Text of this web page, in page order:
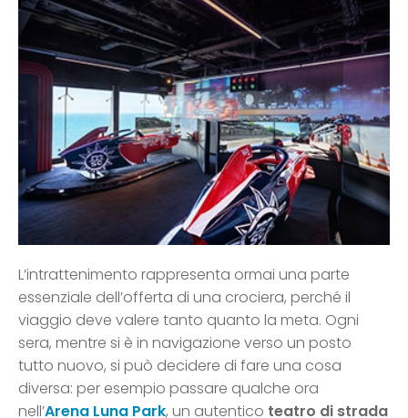
L’intrattenimento rappresenta ormai una parte
essenziale dell’offerta di una crociera, perché il
viaggio deve valere tanto quanto la meta. Ogni
sera, mentre si è in navigazione verso un posto
tutto nuovo, si può decidere di fare una cosa
diversa: per esempio passare qualche ora
nell’Arena Luna Park, un autentico teatro di strada